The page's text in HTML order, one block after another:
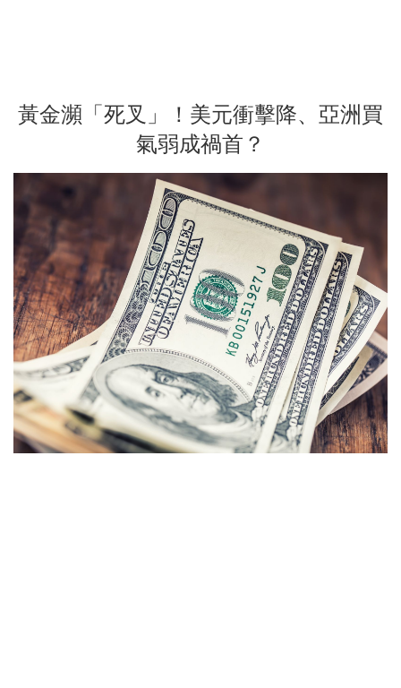
黃金瀕「死叉」！美元衝擊降、亞洲買
氣弱成禍首？